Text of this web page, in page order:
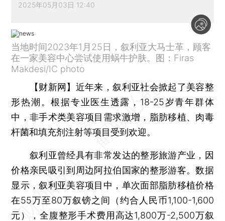
2025年05月03日 12:40
当地时间2023年1月25日，叙利亚大马士革，顾客
在一家美容中心尝试使用蜗牛护肤。图：Firas
Makdesi/IC photo
【财新网】 近年来，叙利亚社会掀起了美容整
形热潮。根据专业医生透露，18-25岁青年群体
中，非手术类美容项目需求激增，脂肪移植、肉毒
杆菌和填充剂注射等项目受到欢迎。
叙利亚曾经具有非常发达的整形旅游产业，因
价格亲民吸引到周边阿拉伯国家的整形游客。数据
显示，叙利亚美容项目中，单次面部脂肪移植价格
在55万至80万叙镑之间（约合人民币1,100-1,600
元），全腹整形手术费用高达1,800万-2,500万叙